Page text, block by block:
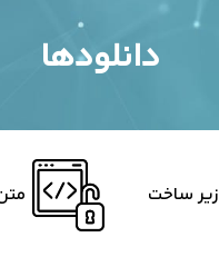
دانلودها
زیر ساخت